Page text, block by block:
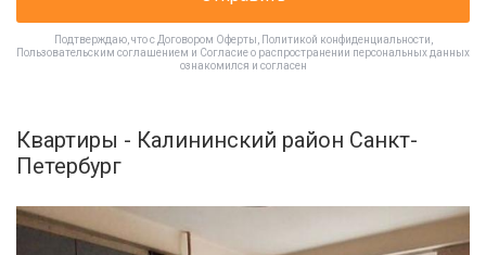
Подтверждаю, что с Договором Оферты Политикой конфиденциальности
Пользовательским соглашением и Согласие о распространении персональных данных
ознакомился и согласен
Квартиры - Калининский район Санкт-
Петербург